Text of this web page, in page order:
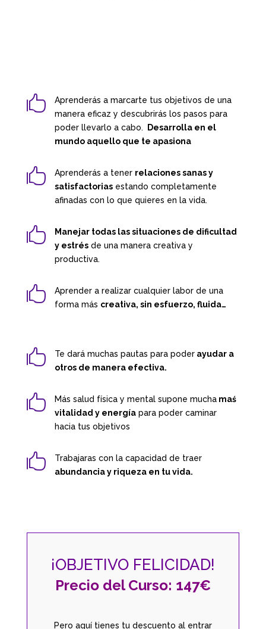

Aprenderás a marcarte tus objetivos de una
manera eficaz y descubrirás los pasos para
poder llevarlo a cabo.
Desarrolla en el
mundo aquello que te apasiona
 Aprenderás a tener relaciones sanas y
satisfactoriasestando completamente
afinadas con lo que quieres en la vida.

Manejar todas las situaciones de dificultad
y estrésde una manera creativa y
productiva.

Aprender a realizar cualquier labor de una
forma más creativa, sin esfuerzo, fluida…
 Te dará muchas pautas para poderayudar a
otros de manera efectiva.
 Más salud física y mental supone muchamaś
vitalidad y energíapara poder caminar
hacia tus objetivos

Trabajaras con la capacidad de traer
abundancia y riqueza en tu vida.
¡OBJETIVO FELICIDAD!
Precio del Curso: 147€
Pero aquí tienes tu descuento al entrar